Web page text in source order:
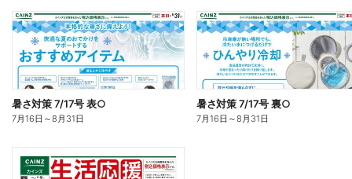
暑さ対策 7/17号 表○
7月16日 ～8月31日
暑さ対策 7/17号 裏○
7月16日 ～8月31日